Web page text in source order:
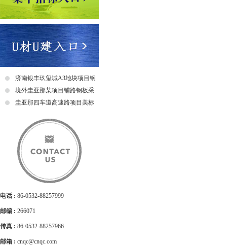
济南银丰玖玺城A3地块项目钢
爬梯采购及安装招标中标公示
境外圭亚那某项目铺路钢板采
购招标公告
圭亚那四车道高速路项目美标
电话 : 86-0532-88257999
邮编 : 266071
传真 : 86-0532-88257966
邮箱 : cnqc@cnqc.com